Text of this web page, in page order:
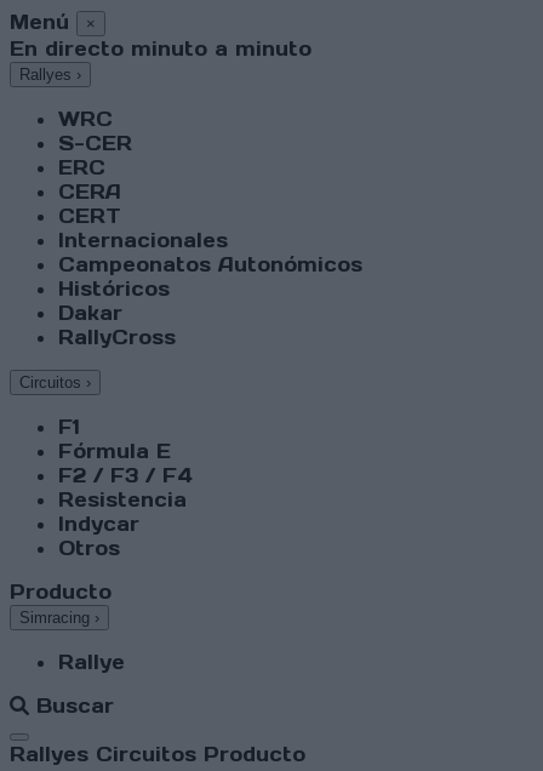
Menú ×
En directo minuto a minuto
Rallyes ›
WRC
S-CER
ERC
CERA
CERT
Internacionales
Campeonatos Autonómicos
Históricos
Dakar
RallyCross
Circuitos ›
F1
Fórmula E
F2 / F3 / F4
Resistencia
Indycar
Otros
Producto
Simracing ›
Rallye
Buscar
Abrir menú
Rallyes Circuitos Producto